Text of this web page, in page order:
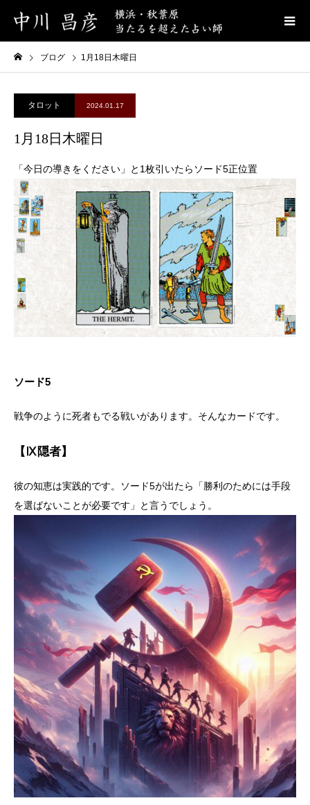
ブログ 1月18日木曜日
タロット 2024.01.17
1月18日木曜日
「今日の導きをください」と1枚引いたらソード5正位置
ソード5
戦争のように死者もでる戦いがあります。そんなカードです。
【Ⅸ隠者】
彼の知恵は実践的です。ソード5が出たら「勝利のためには手段
を選ばないことが必要です」と言うでしょう。